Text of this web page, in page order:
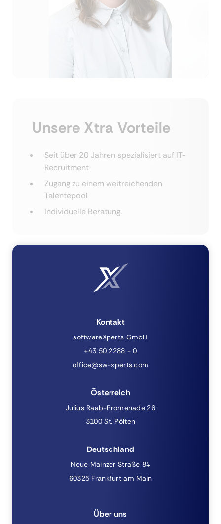
Unsere Xtra Vorteile
Seit über 20 Jahren spezialisiert auf IT-
Recruitment
Zugang zu einem weitreichenden
Talentepool
Individuelle Beratung.
Kontakt
softwareXperts GmbH
+43 50 2288 - 0
office@sw-xperts.com
Österreich
Julius Raab-Promenade 26
3100 St. Pölten
Deutschland
Neue Mainzer Straße 84
60325 Frankfurt am Main
Über uns